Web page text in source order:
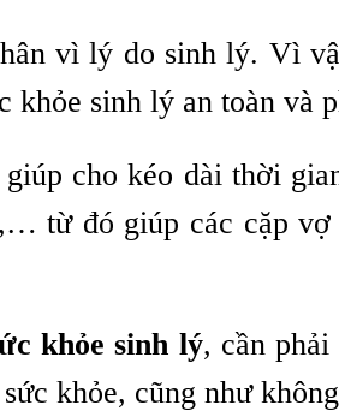
vì lý do sinh lý. Vì
khỏe sinh lý an toàn và
cho kéo dài thời
từ đó giúp các cặp
khỏe sinh lý, cần
khỏe, cũng như